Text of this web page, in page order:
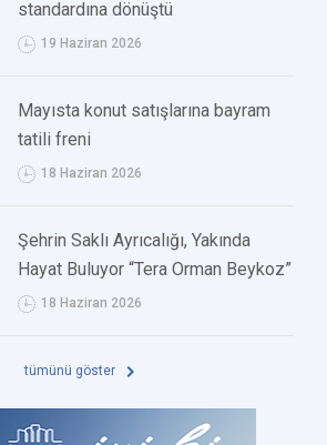
standardına dönüştü
19 Haziran 2026
Mayısta konut satışlarına bayram
tatili freni
18 Haziran 2026
Şehrin Saklı Ayrıcalığı, Yakında
Hayat Buluyor “Tera Orman Beykoz”
18 Haziran 2026
tümünü göster